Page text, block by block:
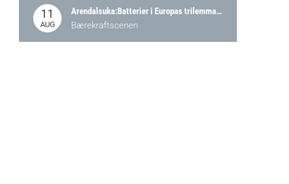
11
AUG
Arendalsuka:Batterier i Europas trilemma: Energisikkerhet, konkurransekraft og bærekraft (Battery Norway-arrangement)
Bærekraftscenen